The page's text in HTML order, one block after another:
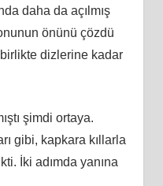
daha da açılmış
önünü çözdü
dizlerine kadar
şimdi ortaya.
gibi, kapkara kıllarla
İki adımda yanına